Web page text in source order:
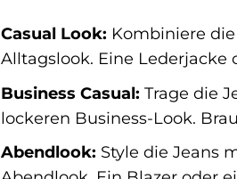
Casual Look: Kombiniere
Alltagslook. Eine Lederjacke
Business Casual: Trage die
lockeren Business-Look.
Abendlook: Style die Jeans